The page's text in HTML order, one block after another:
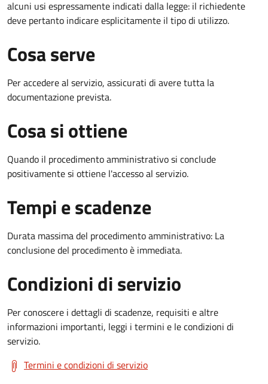
alcuni usi espressamente indicati dalla legge: il richiedente
deve pertanto indicare esplicitamente il tipo di utilizzo.
Cosa serve
Per accedere al servizio, assicurati di avere tutta la
documentazione prevista.
Cosa si ottiene
Quando il procedimento amministrativo si conclude
positivamente si ottiene l'accesso al servizio.
Tempi e scadenze
Durata massima del procedimento amministrativo: La
conclusione del procedimento è immediata.
Condizioni di servizio
Per conoscere i dettagli di scadenze, requisiti e altre
informazioni importanti, leggi i termini e le condizioni di
servizio.
Termini e condizioni di servizio